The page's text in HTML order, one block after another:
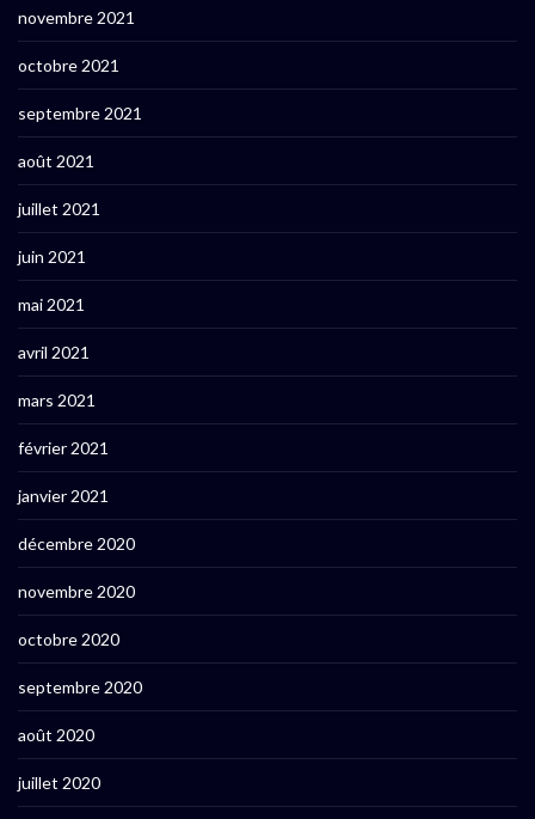
novembre 2021
octobre 2021
septembre 2021
août 2021
juillet 2021
juin 2021
mai 2021
avril 2021
mars 2021
février 2021
janvier 2021
décembre 2020
novembre 2020
octobre 2020
septembre 2020
août 2020
juillet 2020